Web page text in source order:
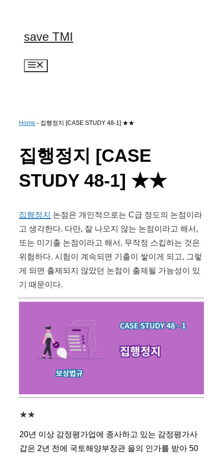
save TMI
Home - 집행정지 [CASE STUDY 48-1] ★★
집행정지 [CASE
STUDY 48-1] ★★
집행정지
논점은 개인적으로는 C급 정도의 논점이라
고 생각한다. 다만, 잘 나오지 않는 논점이라고 해서,
또는 미기출 논점이라고 해서, 무작정 스킵하는 것은
위험하다. 시험이 계속되면 기출이 쌓이게 되고, 그렇
게 되면 출제되지 않았던 논점이 출제될 가능성이 있
기 때문이다.
★★
20년 이상 감정평가업에 종사하고 있는 감정평가사
갑은 2년 전에 국토해양부장관 을의 인가를 받아 50